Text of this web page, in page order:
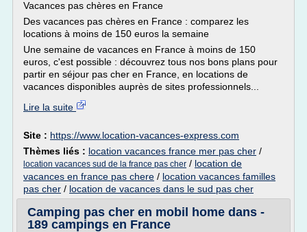
Vacances pas chères en France
Des vacances pas chères en France : comparez les
locations à moins de 150 euros la semaine
Une semaine de vacances en France à moins de 150
euros, c'est possible : découvrez tous nos bons plans pour
partir en séjour pas cher en France, en locations de
vacances disponibles auprès de sites professionnels...
Lire la suite
Site : https://www.location-vacances-express.com
Thèmes liés : location vacances france mer pas cher /
location vacances sud de la france pas cher / location de
vacances en france pas chere / location vacances familles
pas cher / location de vacances dans le sud pas cher
Camping pas cher en mobil home dans -
189 campings en France